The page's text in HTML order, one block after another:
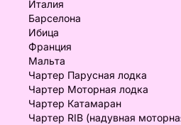
Италия
Барселона
Ибица
Франция
Мальта
Чартер Парусная лодка
Чартер Моторная лодка
Чартер Катамаран
Чартер RIB (надувная